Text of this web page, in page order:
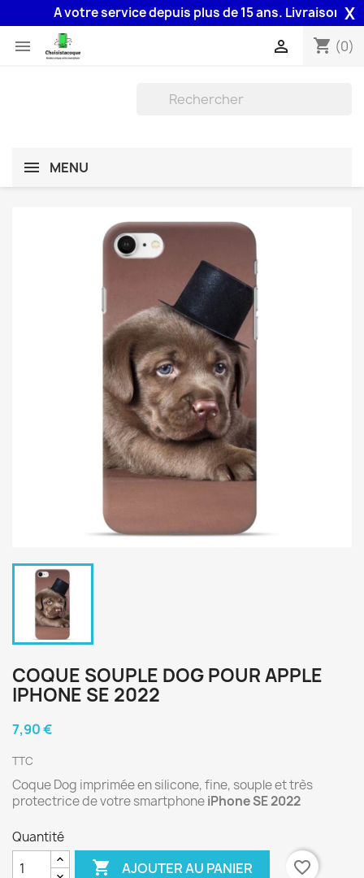
A votre service depuis plus de 15 ans. Livraison 48HX
 shopping_cart (0)

MENU
COQUE SOUPLE DOG POUR APPLE
IPHONE SE 2022
7,90 €
TTC
Coque Dog imprimée en silicone, fine, souple et très
protectrice de votre smartphoneiPhone SE 2022
Quantité
 AJOUTER AU PANIER favorite_border